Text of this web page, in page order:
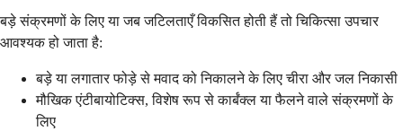
बड़े संक्रमणों के लिए या जब जटिलताएँ विकसित होती हैं तो चिकित्सा उपचार
आवश्यक हो जाता है:
बड़े या लगातार फोड़े से मवाद को निकालने के लिए चीरा और जल निकासी
मौखिक एंटीबायोटिक्स, विशेष रूप से कार्बंक्ल या फैलने वाले संक्रमणों के
लिए